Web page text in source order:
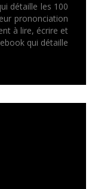
détaille les 100
prononciation
à lire, écrire et
qui détaille